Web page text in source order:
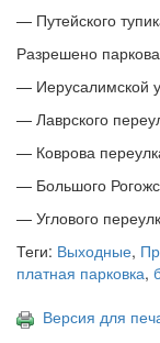
— Путейского
Разрешено
— Иерусалимской
— Лаврского
— Коврова
— Большого
— Углового
Теги: Выходные,
платная парковка,
Версия для